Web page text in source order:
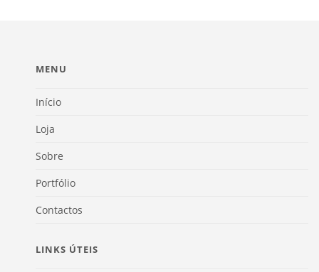
MENU
Início
Loja
Sobre
Portfólio
Contactos
LINKS ÚTEIS